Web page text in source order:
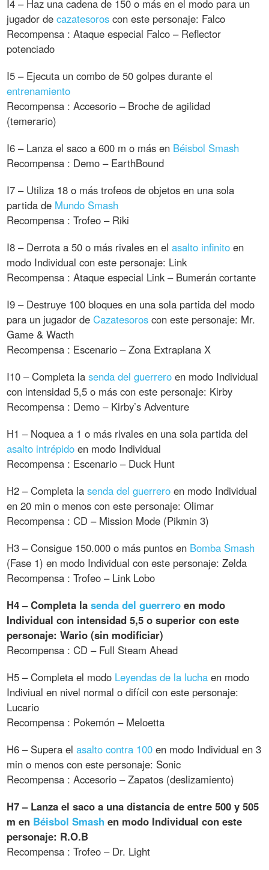
I4 – Haz una cadena de 150 o más en el modo para un
jugador decazatesoros con este personaje: Falco
Recompensa : Ataque especial Falco – Reflector
potenciado
I5 – Ejecuta un combo de 50 golpes durante el
entrenamiento
Recompensa : Accesorio – Broche de agilidad
(temerario)
I6 – Lanza el saco a 600 m o más en Béisbol Smash
Recompensa : Demo – EarthBound
I7 – Utiliza 18 o más trofeos de objetos en una sola
partida de Mundo Smash
Recompensa : Trofeo – Riki
I8 – Derrota a 50 o más rivales en elasalto infinito en
modo Individual con este personaje: Link
Recompensa : Ataque especial Link – Bumerán cortante
I9 – Destruye 100 bloques en una sola partida del modo
para un jugador deCazatesoros con este personaje: Mr.
Game & Wacth
Recompensa : Escenario – Zona Extraplana X
I10 – Completa lasenda del guerrero en modo Individual
con intensidad 5,5 o más con este personaje: Kirby
Recompensa : Demo – Kirby’s Adventure
H1 – Noquea a 1 o más rivales en una sola partida del
asalto intrépido en modo Individual
Recompensa : Escenario – Duck Hunt
H2 – Completa lasenda del guerrero en modo Individual
en 20 min o menos con este personaje: Olimar
Recompensa : CD – Mission Mode (Pikmin 3)
H3 – Consigue 150.000 o más puntos en Bomba Smash
(Fase 1) en modo Individual con este personaje: Zelda
Recompensa : Trofeo – Link Lobo
H4 – Completa lasenda del guerrero en modo
Individual con intensidad 5,5 o superior con este
personaje: Wario (sin modificiar)
Recompensa : CD – Full Steam Ahead
H5 – Completa el modo Leyendas de la lucha en modo
Indiviual en nivel normal o difícil con este personaje:
Lucario
Recompensa : Pokemón – Meloetta
H6 – Supera elasalto contra 100 en modo Individual en 3
min o menos con este personaje: Sonic
Recompensa : Accesorio – Zapatos (deslizamiento)
H7 – Lanza el saco a una distancia de entre 500 y 505
m en Béisbol Smash en modo Individual con este
personaje: R.O.B
Recompensa : Trofeo – Dr. Light